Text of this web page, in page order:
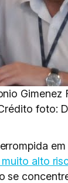
Gimenez
foto:
alto